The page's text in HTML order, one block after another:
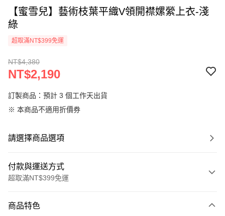
【蜜雪兒】藝術枝葉平織V領開襟嫘縈上衣-淺
綠
超取滿NT$399免運
NT$4,380
NT$2,190
訂製商品：預計 3 個工作天出貨
※ 本商品不適用折價券
請選擇商品選項
付款與運送方式
超取滿NT$399免運
信用卡一次付款
商品特色